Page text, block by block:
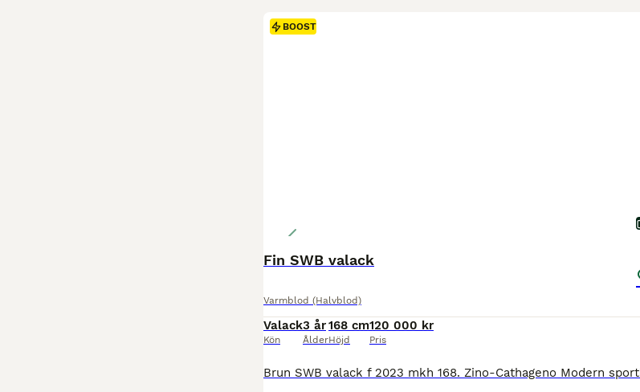
BOOST
Fin SWB valack
Varmblod (Halvblod)
Valack
Kön
3 år
Ålder
168 cm
Höjd
120 000 kr
Pris